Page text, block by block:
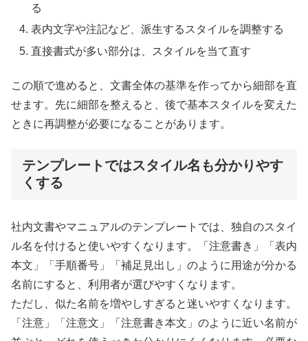
る
表内文字や注記など、派生するスタイルを調整する
直接書式が多い部分は、スタイルを当て直す
この順で進めると、文書全体の基準を作ってから細部を直
せます。先に細部を整えると、後で基本スタイルを変えた
ときに再調整が必要になることがあります。
テンプレートではスタイル名も分かりやす
くする
社内文書やマニュアルのテンプレートでは、独自のスタイ
ル名を付けると使いやすくなります。「注意書き」「表内
本文」「手順番号」「補足見出し」のように用途が分かる
名前にすると、利用者が選びやすくなります。
ただし、似た名前を増やしすぎると迷いやすくなります。
「注意」「注意文」「注意書き本文」のように近い名前が